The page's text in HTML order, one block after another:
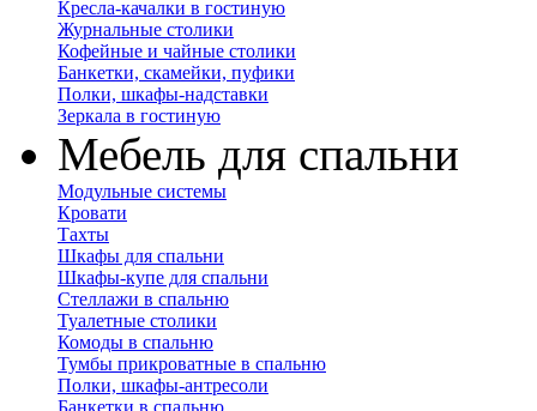
Кресла-качалки в гостиную
Журнальные столики
Кофейные и чайные столики
Банкетки, скамейки, пуфики
Полки, шкафы-надставки
Зеркала в гостиную
Мебель для спальни
Модульные системы
Кровати
Тахты
Шкафы для спальни
Шкафы-купе для спальни
Стеллажи в спальню
Туалетные столики
Комоды в спальню
Тумбы прикроватные в спальню
Полки, шкафы-антресоли
Банкетки в спальню